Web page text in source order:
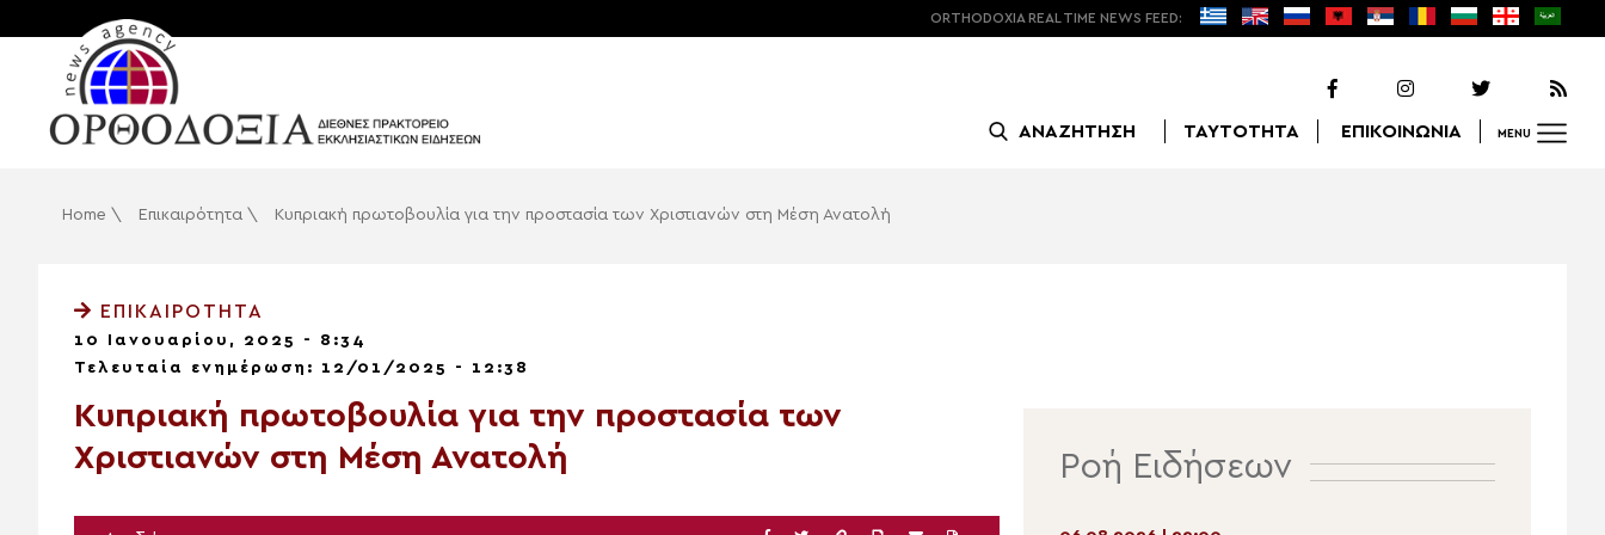
ORTHODOXIA REAL TIME NEWS FEED:
ΑΝΑΖΗΤΗΣΗ ΤΑΥΤΟΤΗΤΑ ΕΠΙΚΟΙΝΩΝΙΑ MENU
Home \ Επικαιρότητα \ Κυπριακή πρωτοβουλία για την προστασία των Χριστιανών στη Μέση Ανατολή
ΕΠΙΚΑΙΡΌΤΗΤΑ
10 Ιανουαρίου, 2025 - 8:34
Τελευταία ενημέρωση: 12/01/2025 - 12:38
Κυπριακή πρωτοβουλία για την προστασία των
Χριστιανών στη Μέση Ανατολή
Ροή Ειδήσεων